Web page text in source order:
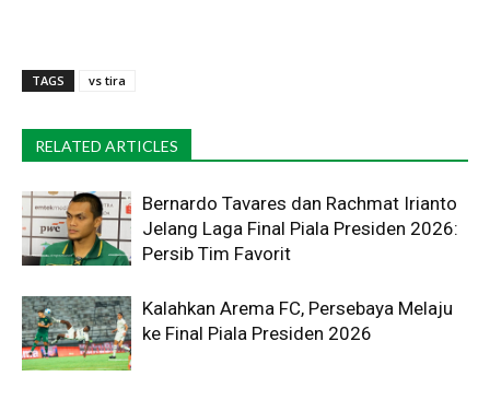
TAGS vs tira
RELATED ARTICLES
Bernardo Tavares dan Rachmat Irianto
Jelang Laga Final Piala Presiden 2026:
Persib Tim Favorit
Kalahkan Arema FC, Persebaya Melaju
ke Final Piala Presiden 2026